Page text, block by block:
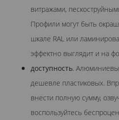
витражами,
Профили могут быть
шкале RAL или
эффектно выглядит и на
доступность.
дешевле пластиковых.
внести полную сумму,
воспользуйтесь